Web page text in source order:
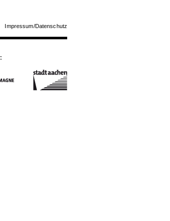
Impressum/Datenschutz